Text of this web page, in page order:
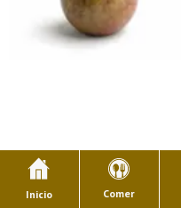
Inicio Comer